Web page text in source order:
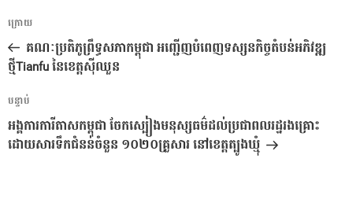
ការ​
នាំទិស​
ប្រកាស
អត្ថបទ
មុន
ក្រោយ
គណៈប្រតិភូព្រឹទ្ធសភាកម្ពុជា អញ្ជើញបំពេញទស្សនកិច្ចតំបន់អភិវឌ្ឍ
ថ្មីTianfu នៃខេត្តស៊ីឈួន
អត្ថបទ
បន្ទាប់
បន្ទាប់
អង្គការការីតាសកម្ពុជា ចែកស្បៀងមនុស្សធម៌ដល់ប្រជាពលរដ្ឋរងគ្រោះ
ដោយសារទឹកជំនន់ចំនួន​ ១០២០គ្រួសារ​ នៅខេត្តត្បូងឃ្មុំ